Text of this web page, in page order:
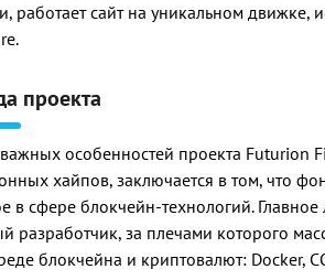
работает сайт на уникальном
проекта
особенностей проекта Futurion
хайпов, заключается в том, что
в сфере блокчейн-технологий.
разработчик, за плечами которого
блокчейна и криптовалют: Docker,